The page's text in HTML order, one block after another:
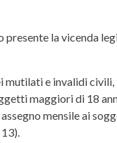
la vicenda
e invalidi
maggiori di 18
mensile ai